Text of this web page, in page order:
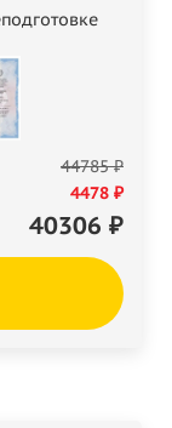
44785 ₽
4478 ₽
40306 ₽